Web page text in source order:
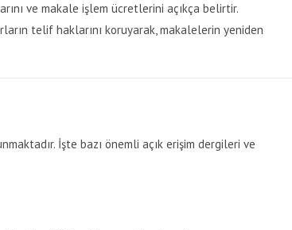
ve makale işlem ücretlerini açıkça belirtir.
telif haklarını koruyarak, makalelerin yeniden
İşte bazı önemli açık erişim dergileri ve